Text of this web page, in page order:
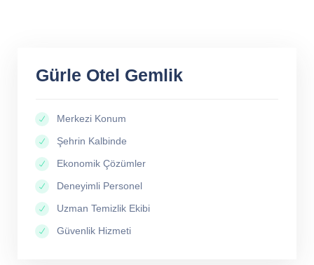
Gürle Otel Gemlik
Merkezi Konum
Şehrin Kalbinde
Ekonomik Çözümler
Deneyimli Personel
Uzman Temizlik Ekibi
Güvenlik Hizmeti